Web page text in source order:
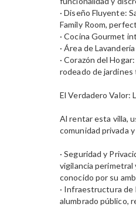
· Diseño Fluyente:
Family Room,
· Cocina Gourmet
· Área de
· Corazón del
rodeado de jardines
El Verdadero Valor:
Al rentar esta villa,
comunidad privada
· Seguridad y
vigilancia
conocido por su
· Infraestructura de
alumbrado público,